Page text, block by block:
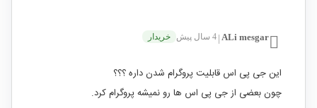
ALi mesgar 4 سال پیش خریدار
این جی پی اس قابلیت پروگرام شدن داره ؟؟؟
چون بعضی از جی پی اس ها رو نمیشه پروگرام کرد.